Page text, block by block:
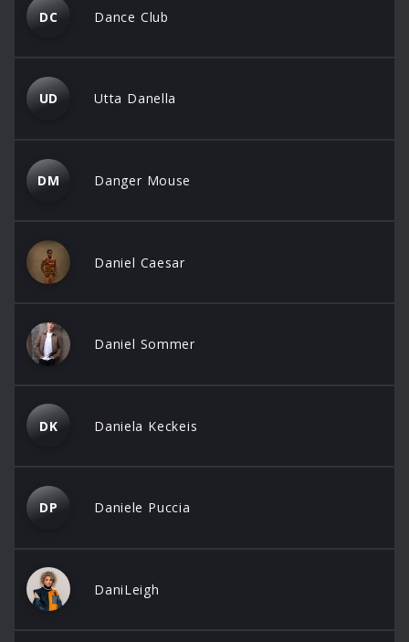
DC Dance Club
UD Utta Danella
DM Danger Mouse
Daniel Caesar
Daniel Sommer
DK Daniela Keckeis
DP Daniele Puccia
DaniLeigh